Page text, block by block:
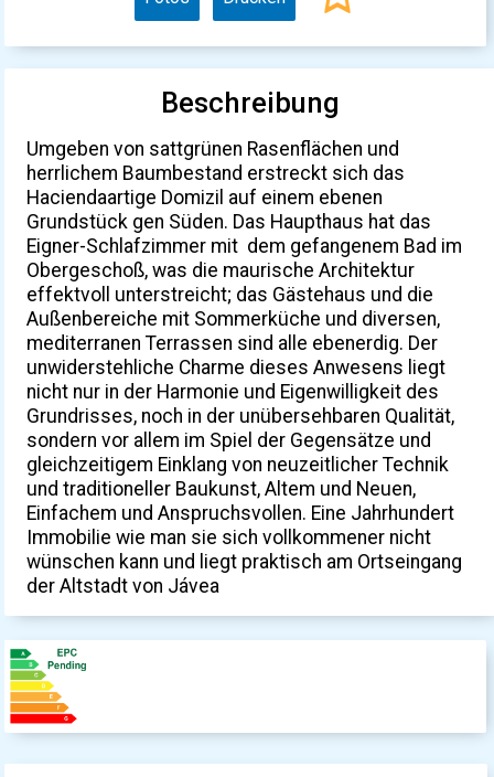
Beschreibung
Umgeben von sattgrünen Rasenflächen und
herrlichem Baumbestand erstreckt sich das
Haciendaartige Domizil auf einem ebenen
Grundstück gen Süden. Das Haupthaus hat das
Eigner-Schlafzimmer mit dem gefangenem Bad im
Obergeschoß, was die maurische Architektur
effektvoll unterstreicht; das Gästehaus und die
Außenbereiche mit Sommerküche und diversen,
mediterranen Terrassen sind alle ebenerdig. Der
unwiderstehliche Charme dieses Anwesens liegt
nicht nur in der Harmonie und Eigenwilligkeit des
Grundrisses, noch in der unübersehbaren Qualität,
sondern vor allem im Spiel der Gegensätze und
gleichzeitigem Einklang von neuzeitlicher Technik
und traditioneller Baukunst, Altem und Neuen,
Einfachem und Anspruchsvollen. Eine Jahrhundert
Immobilie wie man sie sich vollkommener nicht
wünschen kann und liegt praktisch am Ortseingang
der Altstadt von Jávea